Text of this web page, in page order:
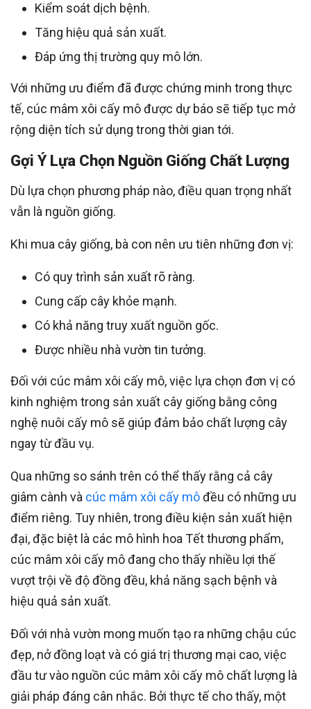
Kiểm soát dịch bệnh.
Tăng hiệu quả sản xuất.
Đáp ứng thị trường quy mô lớn.
Với những ưu điểm đã được chứng minh trong thực
tế, cúc mâm xôi cấy mô được dự báo sẽ tiếp tục mở
rộng diện tích sử dụng trong thời gian tới.
Gợi Ý Lựa Chọn Nguồn Giống Chất Lượng
Dù lựa chọn phương pháp nào, điều quan trọng nhất
vẫn là nguồn giống.
Khi mua cây giống, bà con nên ưu tiên những đơn vị:
Có quy trình sản xuất rõ ràng.
Cung cấp cây khỏe mạnh.
Có khả năng truy xuất nguồn gốc.
Được nhiều nhà vườn tin tưởng.
Đối với cúc mâm xôi cấy mô, việc lựa chọn đơn vị có
kinh nghiệm trong sản xuất cây giống bằng công
nghệ nuôi cấy mô sẽ giúp đảm bảo chất lượng cây
ngay từ đầu vụ.
Qua những so sánh trên có thể thấy rằng cả cây
giâm cành và cúc mâm xôi cấy môđều có những ưu
điểm riêng. Tuy nhiên, trong điều kiện sản xuất hiện
đại, đặc biệt là các mô hình hoa Tết thương phẩm,
cúc mâm xôi cấy mô đang cho thấy nhiều lợi thế
vượt trội về độ đồng đều, khả năng sạch bệnh và
hiệu quả sản xuất.
Đối với nhà vườn mong muốn tạo ra những chậu cúc
đẹp, nở đồng loạt và có giá trị thương mại cao, việc
đầu tư vào nguồn cúc mâm xôi cấy mô chất lượng là
giải pháp đáng cân nhắc. Bởi thực tế cho thấy, một